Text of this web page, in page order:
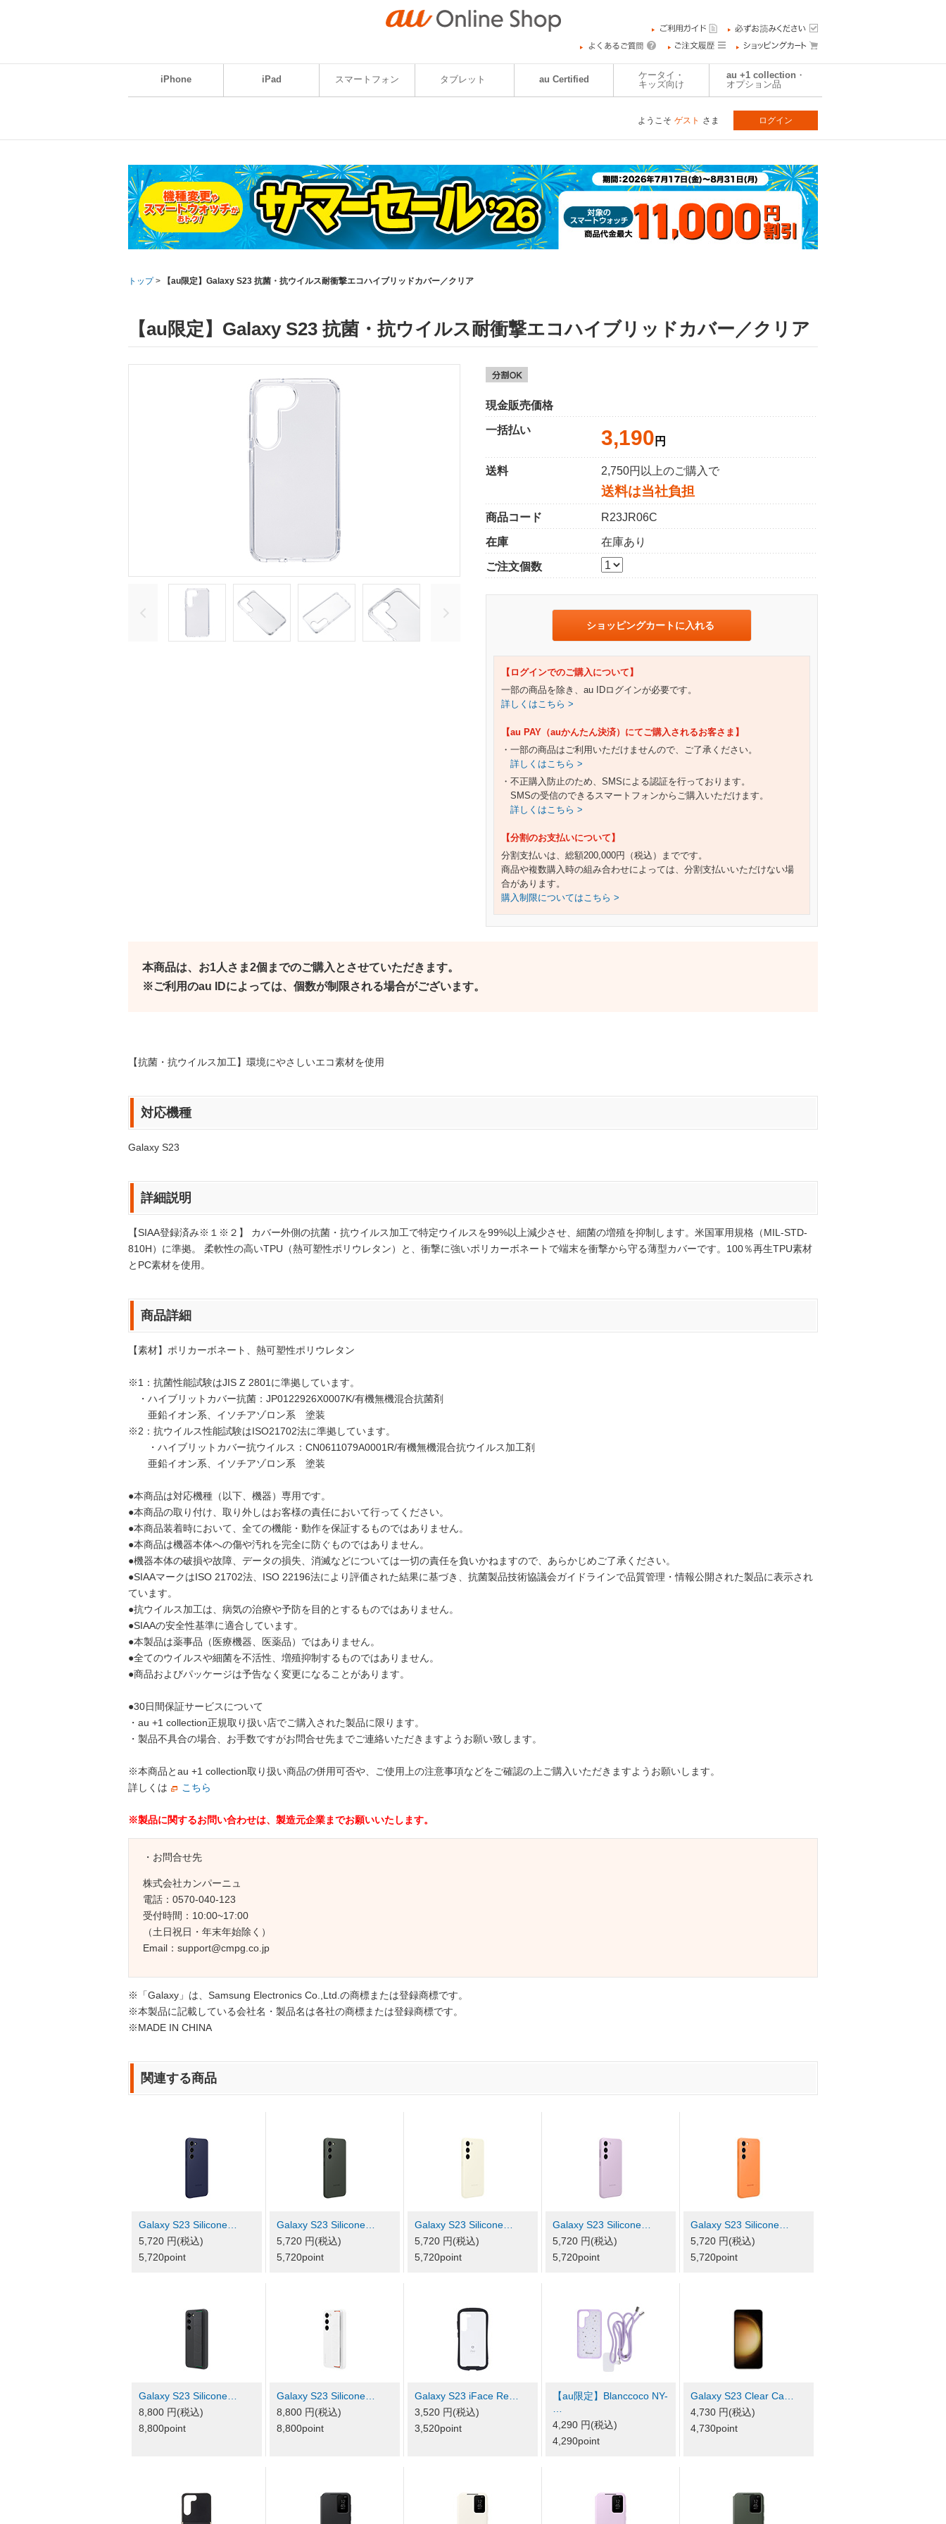
iPhone iPad スマートフォン タブレット au Certified
ケータイ・
キッズ向け
au +1 collection・
オプション品
ようこそ ゲスト さま ログイン
トップ> 【au限定】Galaxy S23 抗菌・抗ウイルス耐衝撃エコハイブリッドカバー／クリア
【au限定】Galaxy S23 抗菌・抗ウイルス耐衝撃エコハイブリッドカバー／クリア
現金販売価格
一括払い
3,190 円
送料 2,750円以上のご購入で
送料は当社負担
商品コード
R23JR06C
在庫
在庫あり
ご注文個数
ショッピングカートに入れる
【ログインでのご購入について】
一部の商品を除き、au IDログインが必要です。
詳しくはこちら >
【au PAY（auかんたん決済）にてご購入されるお客さま】
・一部の商品はご利用いただけませんので、ご了承ください。
詳しくはこちら >
・不正購入防止のため、SMSによる認証を行っております。
SMSの受信のできるスマートフォンからご購入いただけます。
詳しくはこちら >
【分割のお支払いについて】
分割支払いは、総額200,000円（税込）までです。
商品や複数購入時の組み合わせによっては、分割支払いいただけない場
合があります。
購入制限についてはこちら >
本商品は、お1人さま2個までのご購入とさせていただきます。
※ご利用のau IDによっては、個数が制限される場合がございます。
【抗菌・抗ウイルス加工】環境にやさしいエコ素材を使用
対応機種
Galaxy S23
詳細説明
【SIAA登録済み※１※２】 カバー外側の抗菌・抗ウイルス加工で特定ウイルスを99%以上減少させ、細菌の増殖を抑制します。米国軍用規格（MIL-STD-
810H）に準拠。 柔軟性の高いTPU（熱可塑性ポリウレタン）と、衝撃に強いポリカーボネートで端末を衝撃から守る薄型カバーです。100％再生TPU素材
とPC素材を使用。
商品詳細
【素材】ポリカーボネート、熱可塑性ポリウレタン
※1：抗菌性能試験はJIS Z 2801に準拠しています。
・ハイブリットカバー抗菌：JP0122926X0007K/有機無機混合抗菌剤
亜鉛イオン系、イソチアゾロン系 塗装
※2：抗ウイルス性能試験はISO21702法に準拠しています。
・ハイブリットカバー抗ウイルス：CN0611079A0001R/有機無機混合抗ウイルス加工剤
亜鉛イオン系、イソチアゾロン系 塗装
●本商品は対応機種（以下、機器）専用です。
●本商品の取り付け、取り外しはお客様の責任において行ってください。
●本商品装着時において、全ての機能・動作を保証するものではありません。
●本商品は機器本体への傷や汚れを完全に防ぐものではありません。
●機器本体の破損や故障、データの損失、消滅などについては一切の責任を負いかねますので、あらかじめご了承ください。
●SIAAマークはISO 21702法、ISO 22196法により評価された結果に基づき、抗菌製品技術協議会ガイドラインで品質管理・情報公開された製品に表示され
ています。
●抗ウイルス加工は、病気の治療や予防を目的とするものではありません。
●SIAAの安全性基準に適合しています。
●本製品は薬事品（医療機器、医薬品）ではありません。
●全てのウイルスや細菌を不活性、増殖抑制するものではありません。
●商品およびパッケージは予告なく変更になることがあります。
●30日間保証サービスについて
・au +1 collection正規取り扱い店でご購入された製品に限ります。
・製品不具合の場合、お手数ですがお問合せ先までご連絡いただきますようお願い致します。
※本商品とau +1 collection取り扱い商品の併用可否や、ご使用上の注意事項などをご確認の上ご購入いただきますようお願いします。
詳しくは
こちら
※製品に関するお問い合わせは、製造元企業までお願いいたします。
・お問合せ先
株式会社カンパーニュ
電話：0570-040-123
受付時間：10:00~17:00
（土日祝日・年末年始除く）
Email：support@cmpg.co.jp
※「Galaxy」は、Samsung Electronics Co.,Ltd.の商標または登録商標です。
※本製品に記載している会社名・製品名は各社の商標または登録商標です。
※MADE IN CHINA
関連する商品
Galaxy S23 Silicone…
5,720 円(税込)
5,720point
Galaxy S23 Silicone…
5,720 円(税込)
5,720point
Galaxy S23 Silicone…
5,720 円(税込)
5,720point
Galaxy S23 Silicone…
5,720 円(税込)
5,720point
Galaxy S23 Silicone…
5,720 円(税込)
5,720point
Galaxy S23 Silicone…
8,800 円(税込)
8,800point
Galaxy S23 Silicone…
8,800 円(税込)
8,800point
Galaxy S23 iFace Re…
3,520 円(税込)
3,520point
【au限定】Blanccoco NY-
4,290 円(税込)
4,290point
Galaxy S23 Clear Ca…
4,730 円(税込)
4,730point